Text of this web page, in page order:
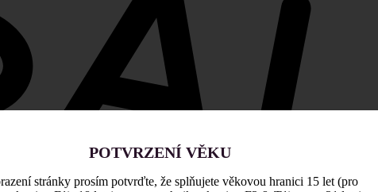
POTVRZENÍ VĚKU
stránky prosím potvrďte, že splňujete věkovou hranici 15 let (pro